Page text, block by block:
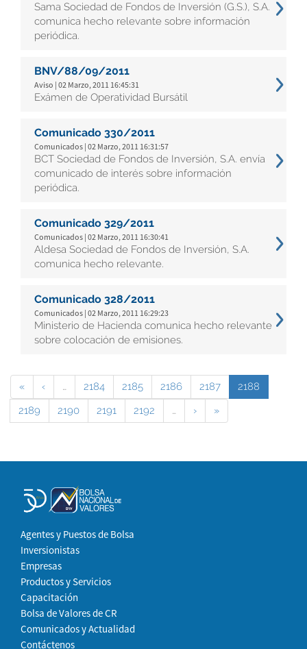
Sama Sociedad de Fondos de Inversión (G.S.), S.A.
comunica hecho relevante sobre información
periódica.
BNV/88/09/2011
Aviso | 02 Marzo, 2011 16:45:31
Exámen de Operatividad Bursátil
Comunicado 330/2011
Comunicados | 02 Marzo, 2011 16:31:57
BCT Sociedad de Fondos de Inversión, S.A. envía
comunicado de interés sobre información
periódica.
Comunicado 329/2011
Comunicados | 02 Marzo, 2011 16:30:41
Aldesa Sociedad de Fondos de Inversión, S.A.
comunica hecho relevante.
Comunicado 328/2011
Comunicados | 02 Marzo, 2011 16:29:23
Ministerio de Hacienda comunica hecho relevante
sobre colocación de emisiones.
« ‹ … 2184 2185 2186 2187
2188
2189
2190 2191 2192 … › »
Agentes y Puestos de Bolsa
Inversionistas
Empresas
Productos y Servicios
Capacitación
Bolsa de Valores de CR
Comunicados y Actualidad
Contáctenos